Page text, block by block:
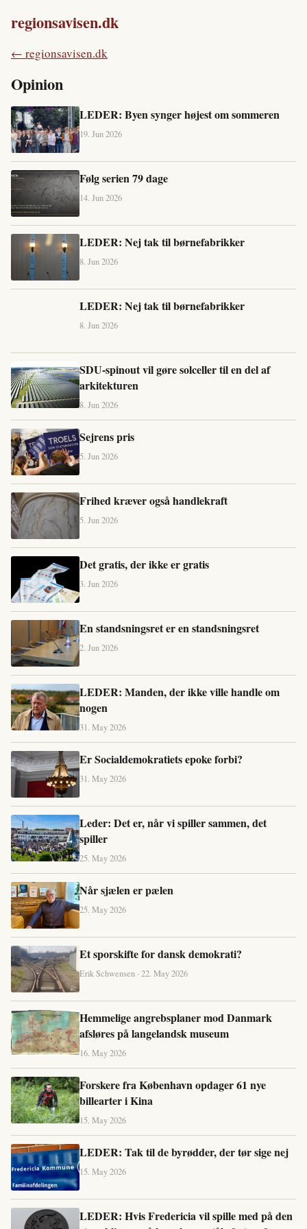
regionsavisen.dk
← regionsavisen.dk
Opinion
LEDER: Byen synger højest om sommeren
19. Jun 2026
Følg serien 79 dage
14. Jun 2026
LEDER: Nej tak til børnefabrikker
8. Jun 2026
LEDER: Nej tak til børnefabrikker
8. Jun 2026
SDU-spinout vil gøre solceller til en del af
arkitekturen
8. Jun 2026
Sejrens pris
5. Jun 2026
Frihed kræver også handlekraft
5. Jun 2026
Det gratis, der ikke er gratis
3. Jun 2026
En standsningsret er en standsningsret
2. Jun 2026
LEDER: Manden, der ikke ville handle om
nogen
31. May 2026
Er Socialdemokratiets epoke forbi?
31. May 2026
Leder: Det er, når vi spiller sammen, det
spiller
25. May 2026
Når sjælen er pælen
25. May 2026
Et sporskifte for dansk demokrati?
Erik Schwensen · 22. May 2026
Hemmelige angrebsplaner mod Danmark
afsløres på langelandsk museum
16. May 2026
Forskere fra København opdager 61 nye
billearter i Kina
15. May 2026
LEDER: Tak til de byrødder, der tør sige nej
15. May 2026
LEDER: Hvis Fredericia vil spille med på den